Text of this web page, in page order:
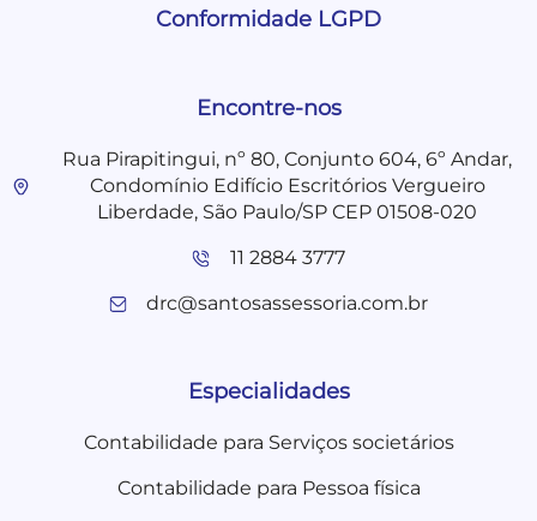
Conformidade LGPD
Encontre-nos
Rua Pirapitingui, nº 80, Conjunto 604, 6º Andar,
Condomínio Edifício Escritórios Vergueiro
Liberdade, São Paulo/SP CEP 01508-020
11 2884 3777
drc@santosassessoria.com.br
Especialidades
Contabilidade para Serviços societários
Contabilidade para Pessoa física